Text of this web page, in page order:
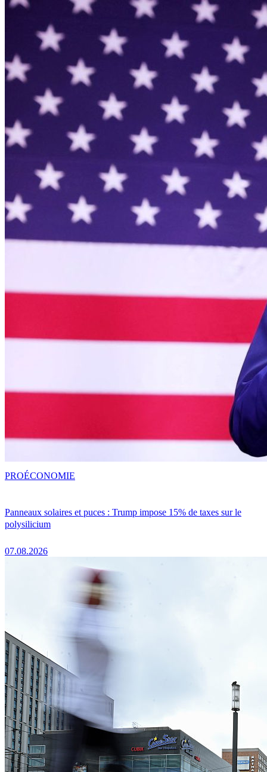
Panneaux solaires et puces : Trump impose 15% de taxes sur le
polysilicium
07.08.2026
PROÉCONOMIE